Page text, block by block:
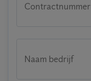
Contractnummer
Naam bedrijf